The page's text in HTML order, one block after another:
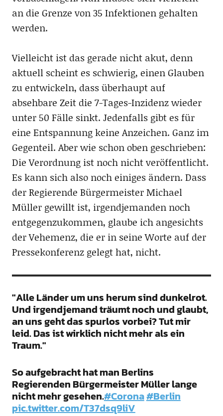
an die Grenze von 35 Infektionen gehalten
werden.
Vielleicht ist das gerade nicht akut, denn
aktuell scheint es schwierig, einen Glauben
zu entwickeln, dass überhaupt auf
absehbare Zeit die 7-Tages-Inzidenz wieder
unter 50 Fälle sinkt. Jedenfalls gibt es für
eine Entspannung keine Anzeichen. Ganz im
Gegenteil. Aber wie schon oben geschrieben:
Die Verordnung ist noch nicht veröffentlicht.
Es kann sich also noch einiges ändern. Dass
der Regierende Bürgermeister Michael
Müller gewillt ist, irgendjemanden noch
entgegenzukommen, glaube ich angesichts
der Vehemenz, die er in seine Worte auf der
Pressekonferenz gelegt hat, nicht.
"Alle Länder um uns herum sind dunkelrot.
Und irgendjemand träumt noch und glaubt,
an uns geht das spurlos vorbei? Tut mir
leid. Das ist wirklich nicht mehr als ein
Traum."
So aufgebracht hat man Berlins
Regierenden Bürgermeister Müller lange
nicht mehr gesehen.#Corona#Berlin
pic.twitter.com/T37dsq9liV